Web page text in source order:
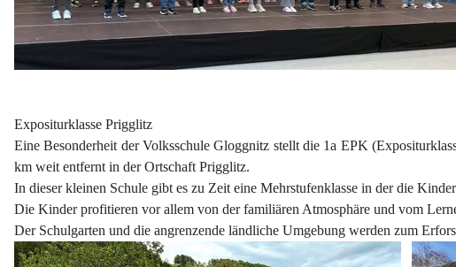
Expositurklasse Prigglitz
Eine Besonderheit der Volksschule Gloggnitz stellt die 1a EPK
km weit entfernt in der Ortschaft Prigglitz.
In dieser kleinen Schule gibt es zu Zeit eine Mehrstufenklasse in der die
Die Kinder profitieren vor allem von der familiären Atmosphäre und vom
Der Schulgarten und die angrenzende ländliche Umgebung werden zum